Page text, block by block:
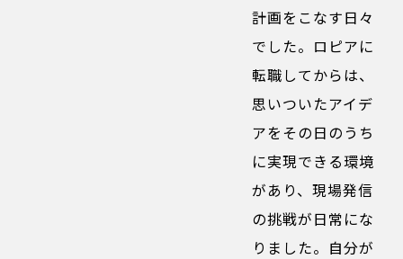
計画をこなす日々
でした。ロピアに
転職してからは、
思いついたアイデ
アをその日のうち
に実現できる環境
があり、現場発信
の挑戦が日常にな
りました。自分が